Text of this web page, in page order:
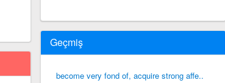
Geçmiş
become very fond of, acquire strong affe..